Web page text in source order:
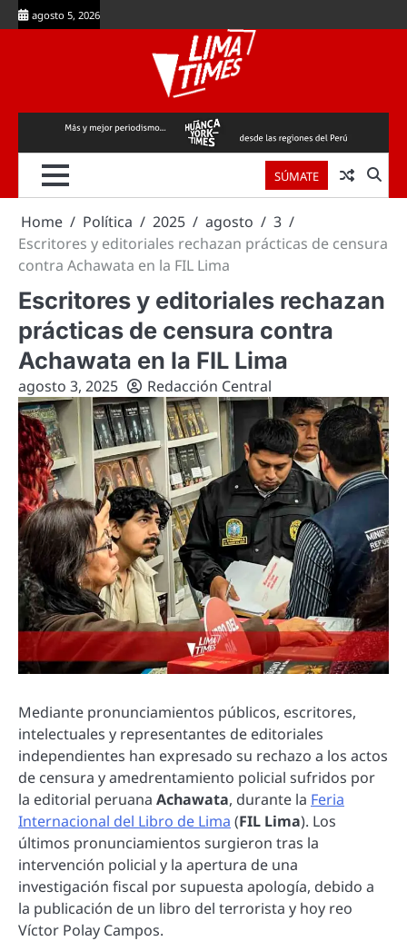
Skip
to
agosto 5, 2026
SÚMATE
Home Política 2025 agosto
3
Escritores y editoriales rechazan prácticas de censura
contra Achawata en la FIL Lima
Escritores y editoriales rechazan
prácticas de censura contra
Achawata en la FIL Lima
agosto 3, 2025 Redacción Central
Mediante pronunciamientos públicos, escritores,
intelectuales y representantes de editoriales
independientes han expresado su rechazo a los actos
de censura y amedrentamiento policial sufridos por
la editorial peruana Achawata, durante la Feria
Internacional del Libro de Lima (FIL Lima). Los
últimos pronunciamientos surgieron tras la
intervención policial y la apertura de una
investigación fiscal por supuesta apología, debido a
la publicación de un libro del terrorista y hoy reo
Víctor Polay Campos.